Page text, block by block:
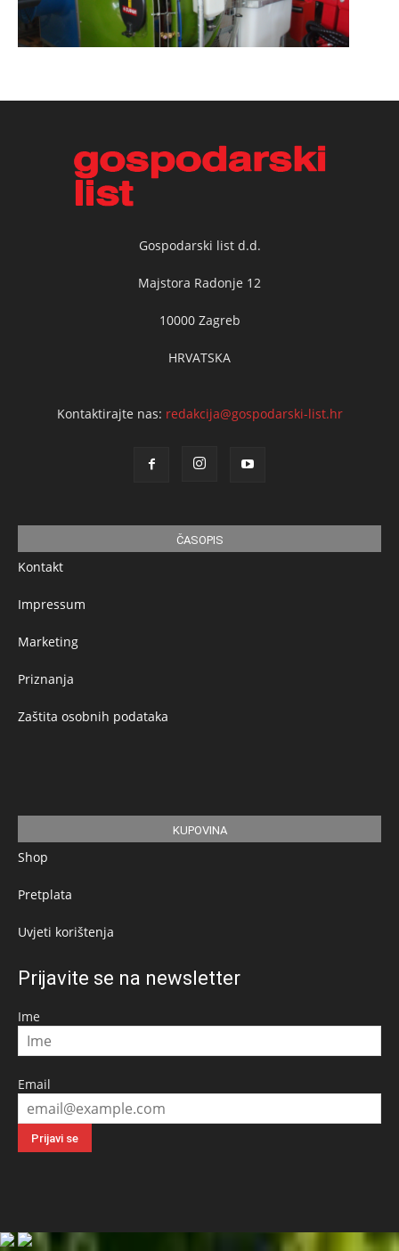
Gospodarski list d.d.
Majstora Radonje 12
10000 Zagreb
HRVATSKA
Kontaktirajte nas: redakcija@gospodarski-list.hr
ČASOPIS
Kontakt
Impressum
Marketing
Priznanja
Zaštita osobnih podataka
KUPOVINA
Shop
Pretplata
Uvjeti korištenja
Prijavite se na newsletter
Ime
Email